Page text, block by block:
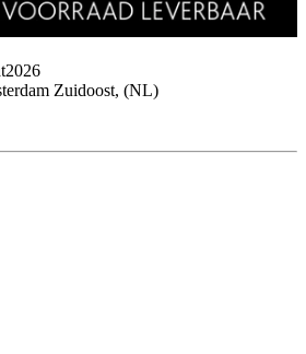
2026
Zuidoost, (NL)